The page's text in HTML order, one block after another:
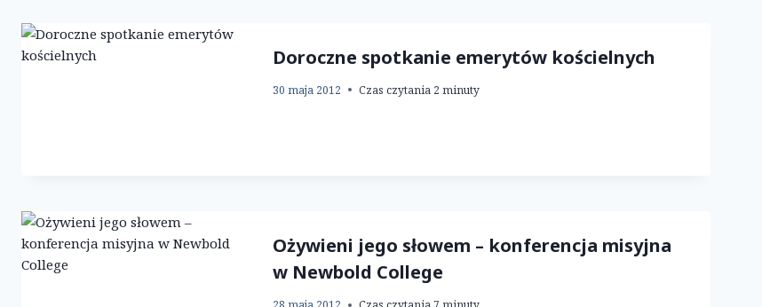
Doroczne spotkanie emerytów kościelnych
30 maja 2012 Czas czytania2 minuty
Ożywieni jego słowem – konferencja misyjna
w Newbold College